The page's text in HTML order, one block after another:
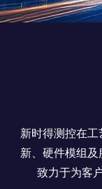
新时得测控在工
新、硬件模组及
致力于为客